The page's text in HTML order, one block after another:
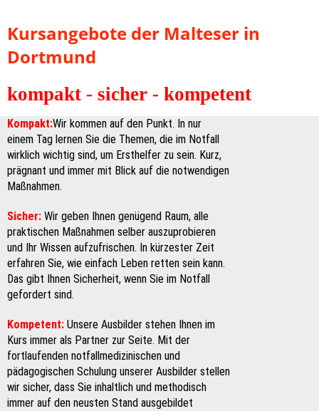
Kursangebote der Malteser in
Dortmund
kompakt - sicher - kompetent
Kompakt:Wir kommen auf den Punkt. In nur
einem Tag lernen Sie die Themen, die im Notfall
wirklich wichtig sind, um Ersthelfer zu sein. Kurz,
prägnant und immer mit Blick auf die notwendigen
Maßnahmen.
Sicher: Wir geben Ihnen genügend Raum, alle
praktischen Maßnahmen selber auszuprobieren
und Ihr Wissen aufzufrischen. In kürzester Zeit
erfahren Sie, wie einfach Leben retten sein kann.
Das gibt Ihnen Sicherheit, wenn Sie im Notfall
gefordert sind.
Kompetent: Unsere Ausbilder stehen Ihnen im
Kurs immer als Partner zur Seite. Mit der
fortlaufenden notfallmedizinischen und
pädagogischen Schulung unserer Ausbilder stellen
wir sicher, dass Sie inhaltlich und methodisch
immer auf den neusten Stand ausgebildet